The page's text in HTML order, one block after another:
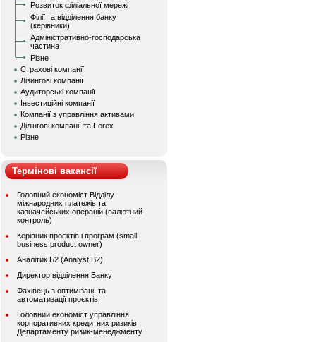
Розвиток філіальної мережі
Філії та відділення банку
(керівники)
Адміністративно-господарська
частина
Різне
Страхові компанії
Лізингові компанії
Аудиторські компанії
Інвестиційні компанії
Компанії з управління активами
Ділінгові компанії та Forex
Різне
Термінові вакансії
Головний економіст Відділу
міжнародних платежів та
казначейських операцій (валютний
контроль)
Керівник проєктів і програм (small
business product owner)
Аналітик Б2 (Analyst B2)
Директор відділення Банку
Фахівець з оптимізації та
автоматизації проєктів
Головний економіст управління
корпоративних кредитних ризиків
Департаменту ризик-менеджменту